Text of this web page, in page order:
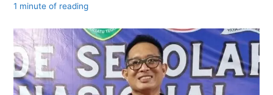
1 minute of reading